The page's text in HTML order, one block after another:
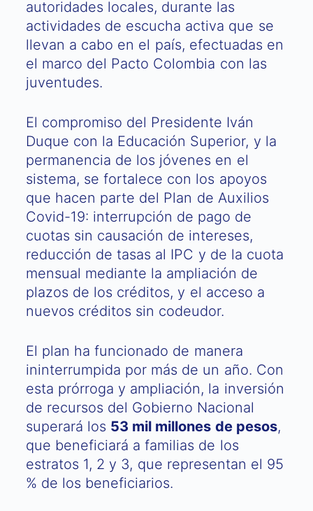
autoridades locales, durante las
actividades de escucha activa que se
llevan a cabo en el país, efectuadas en
el marco del Pacto Colombia con las
juventudes.
El compromiso del Presidente Iván
Duque con la Educación Superior, y la
permanencia de los jóvenes en el
sistema, se fortalece con los apoyos
que hacen parte del Plan de Auxilios
Covid-19: interrupción de pago de
cuotas sin causación de intereses,
reducción de tasas al IPC y de la cuota
mensual mediante la ampliación de
plazos de los créditos, y el acceso a
nuevos créditos sin codeudor.
El plan ha funcionado de manera
ininterrumpida por más de un año. Con
esta prórroga y ampliación, la inversión
de recursos del Gobierno Nacional
superará los 53 mil millones de pesos,
que beneficiará a familias de los
estratos 1, 2 y 3, que representan el 95
% de los beneficiarios.